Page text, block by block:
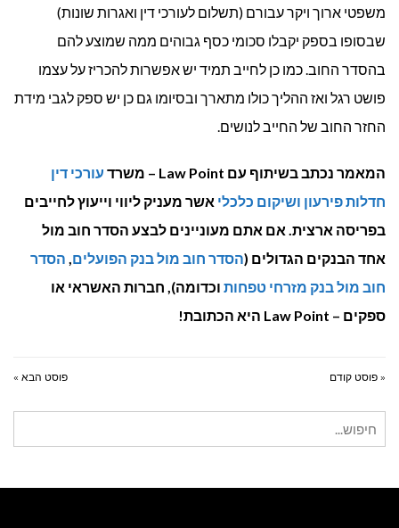
משפטי ארוך ויקר עבורם (תשלום לעורכי דין ואגרות שונות)
שבסופו בספק יקבלו סכומי כסף גבוהים ממה שמוצע להם
בהסדר החוב. כמו כן לחייב תמיד יש אפשרות להכריז על עצמו
פושט רגל ואז ההליך כולו מתארך ובסיומו גם כן יש ספק לגבי מידת
החזר החוב של החייב לנושים.
המאמר נכתב בשיתוף עם Law Point – משרד
עורכי דין
חדלות פירעון ושיקום כלכלי אשר מעניק ליווי וייעוץ לחייבים
בפריסה ארצית. אם אתם מעוניינים לבצע הסדר חוב מול
אחד הבנקים הגדולים (הסדר חוב מול בנק הפועלים, הסדר
חוב מול בנק מזרחי טפחות וכדומה), חברות האשראי או
ספקים – Law Point היא הכתובת!
« פוסט קודם פוסט הבא »
עבור: